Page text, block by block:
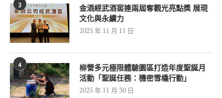
3
金酒經武酒窖連兩屆奪觀光亮點獎 展現
文化與永續力
2025 年 11 月 11 日
4
柳營多元極限體驗園區打造年度聖誕月
活動「聖誕任務：機密雪橇行動」
2025 年 11 月 30 日